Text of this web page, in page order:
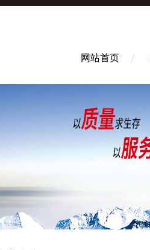
网站首页